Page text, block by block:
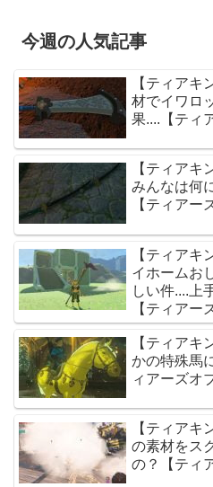
今週の人気記事
【ティアキ
材でイワロ
果....【ティ
【ティアキ
みんなは何
【ティアー
【ティアキ
イホームお
しい件....上
【ティアー
【ティアキ
かの特殊馬
ィアーズオ
【ティアキ
の素材をス
の？【ティ